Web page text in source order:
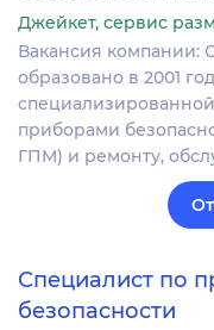
Джейкет, сервис
Вакансия
образовано в 2001
приборами
ГПМ) и ремонту,
Специалист по
безопасности